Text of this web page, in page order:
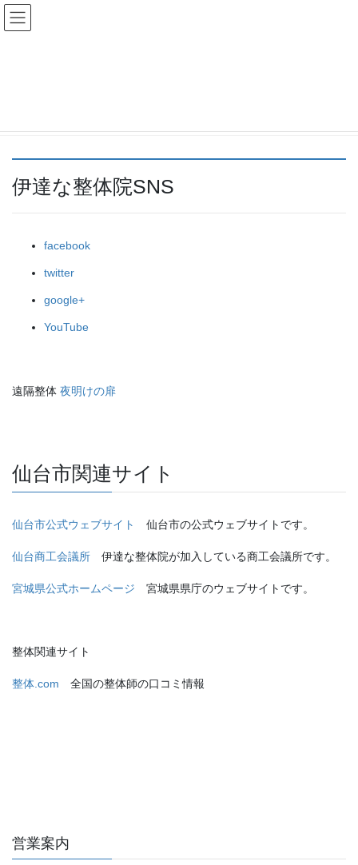
伊達な整体院SNS
facebook
twitter
google+
YouTube
遠隔整体 夜明けの扉
仙台市関連サイト
仙台市公式ウェブサイト 仙台市の公式ウェブサイトです。
仙台商工会議所 伊達な整体院が加入している商工会議所です。
宮城県公式ホームページ 宮城県県庁のウェブサイトです。
整体関連サイト
整体.com 全国の整体師の口コミ情報
営業案内